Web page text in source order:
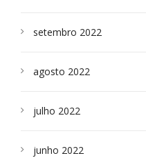
setembro 2022
agosto 2022
julho 2022
junho 2022